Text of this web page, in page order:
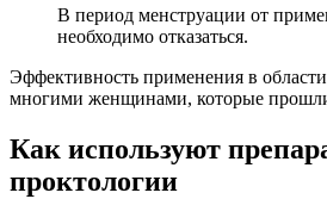
В период менструации от
необходимо отказаться.
Эффективность применения в
многими женщинами, которые
Как используют
проктологии